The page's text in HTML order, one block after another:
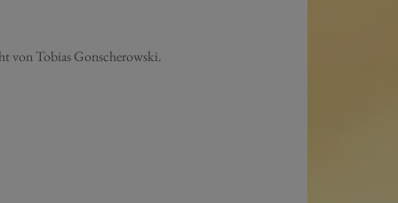
von Tobias Gonscherowski.